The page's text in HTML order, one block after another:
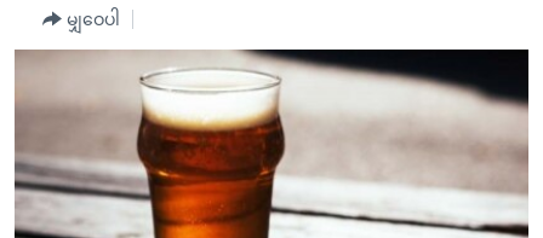
အကြောင်းအရာ
ကြည့်
ရန်
တရုတ်
အစ္စရေး-ပါလက်စတိုင်း
ရပ်ဝန်းတခု လမ်းတခု အလွန်
အင်္ဂလိပ်စာလေ့လာမယ်
အမေရိကန်သုံးအီဒီယံ
မကြေးမုံရဲ့ အင်္ဂလိပ်စာ
ရုပ်ရှင်ထဲက အင်္ဂလိပ်စာ
အပတ်စဉ်ကဏ္ဍများ
ရေဒီယို
ရေဒီယိုနှင့်ရုပ်သံ အချက်အလက်များ
ရေဒီယို/တီဗွီအစီအစဉ်
မျှဝေပါ